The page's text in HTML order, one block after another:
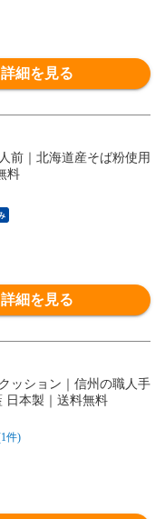
詳細を見る
前｜北海道産そば粉使用
料
詳細を見る
ッション｜信州の職人手
日本製｜送料無料
件)